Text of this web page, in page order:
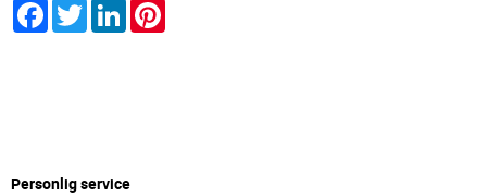
Facebook
TwitterLinkedIn
Personlig service